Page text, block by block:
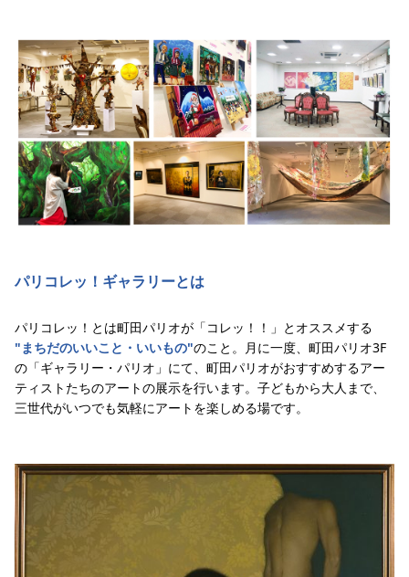
パリコレッ！ギャラリーとは
パリコレッ！とは町田パリオが「コレッ！！」とオススメする
"まちだのいいこと・いいもの"のこと。月に一度、町田パリオ3F
の「ギャラリー・パリオ」にて、町田パリオがおすすめするアー
ティストたちのアートの展示を行います。子どもから大人まで、
三世代がいつでも気軽にアートを楽しめる場です。